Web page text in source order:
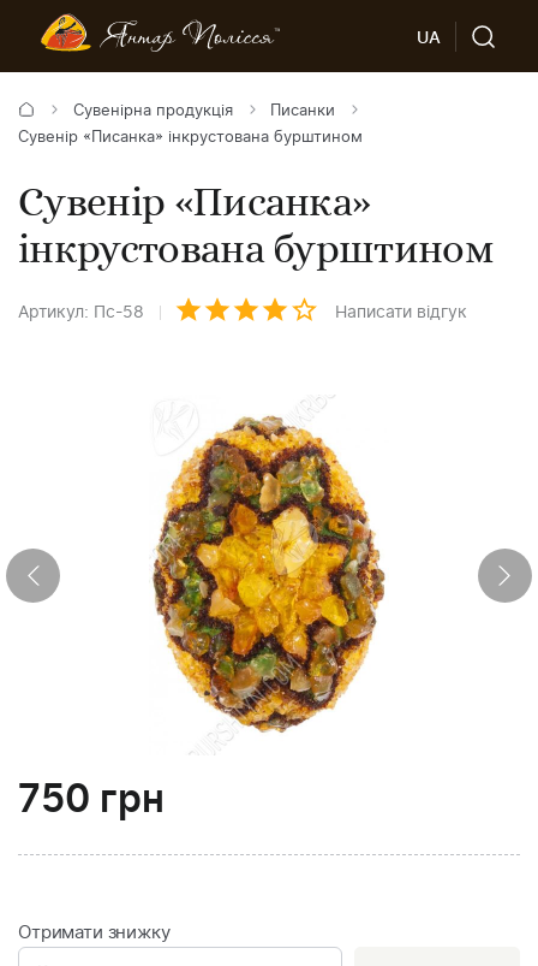
UA
Сувенірна продукція
Писанки
Сувенір «Писанка» інкрустована бурштином
Сувенір «Писанка»
інкрустована бурштином
Артикул: Пс-58 Написати відгук
750 грн
Отримати знижку